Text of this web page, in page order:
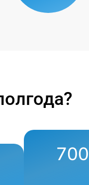
700